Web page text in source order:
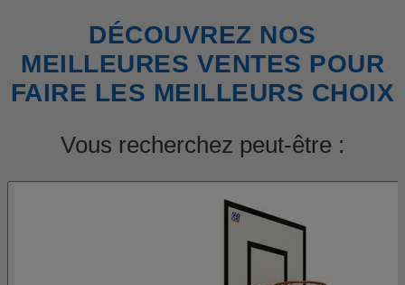
DÉCOUVREZ NOS
MEILLEURES VENTES POUR
FAIRE LES MEILLEURS CHOIX
Vous recherchez peut-être :